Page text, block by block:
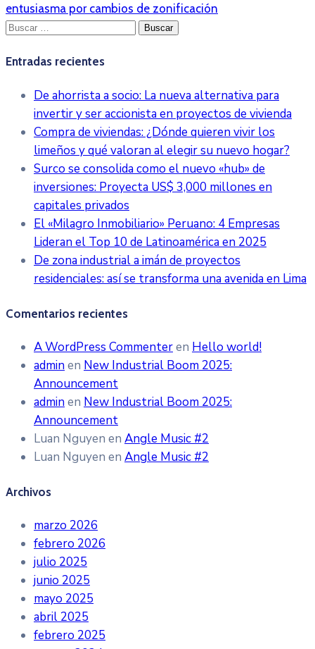
entusiasma por cambios de zonificación
Buscar:
Entradas recientes
De ahorrista a socio: La nueva alternativa para
invertir y ser accionista en proyectos de vivienda
Compra de viviendas: ¿Dónde quieren vivir los
limeños y qué valoran al elegir su nuevo hogar?
Surco se consolida como el nuevo «hub» de
inversiones: Proyecta US$ 3,000 millones en
capitales privados
El «Milagro Inmobiliario» Peruano: 4 Empresas
Lideran el Top 10 de Latinoamérica en 2025
De zona industrial a imán de proyectos
residenciales: así se transforma una avenida en Lima
Comentarios recientes
A WordPress Commenteren Hello world!
adminen New Industrial Boom 2025:
Announcement
adminen New Industrial Boom 2025:
Announcement
Luan Nguyen en Angle Music #2
Luan Nguyen en Angle Music #2
Archivos
marzo 2026
febrero 2026
julio 2025
junio 2025
mayo 2025
abril 2025
febrero 2025